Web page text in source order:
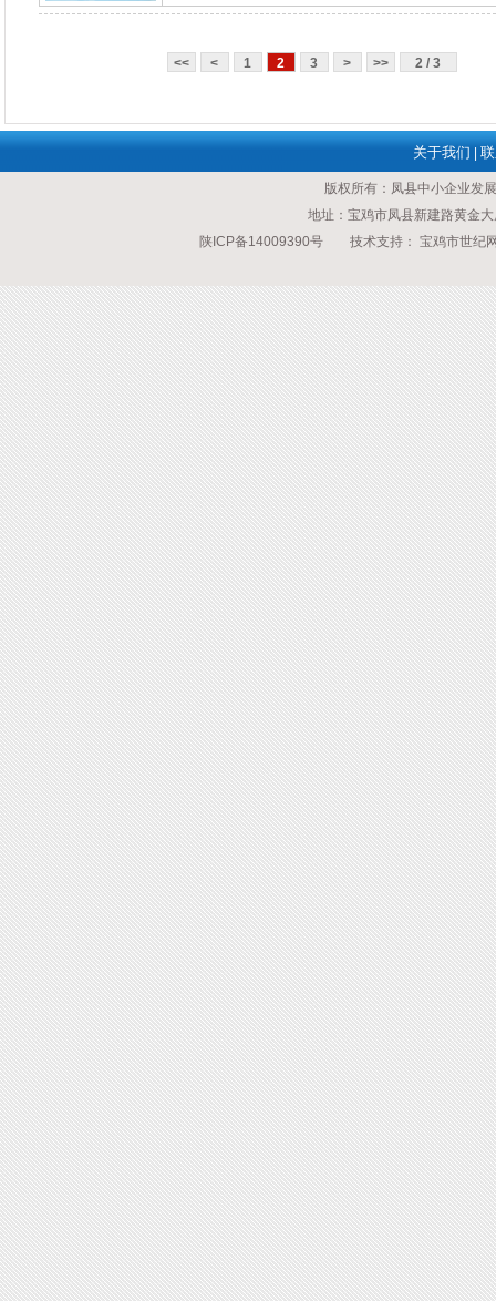
<< < 1 2 3 > >> 2 / 3
关于我们
版权所有：凤县中小企业
地址：宝鸡市凤县新建路黄
陕ICP备14009390号 技术支持： 宝鸡市世纪